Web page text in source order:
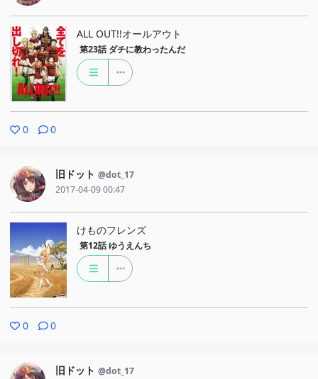
ALL OUT!!オールアウト
第23話 ダチに教わったんだ
0 0
旧ドット @dot_17
2017-04-09 00:47
けものフレンズ
第12話 ゆうえんち
0 0
旧ドット @dot_17